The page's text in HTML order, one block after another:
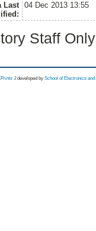
Last
04 Dec 2013 13:55
Staff
3 developed by School of Electronics